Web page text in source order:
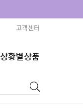
고객센터
상황별상품